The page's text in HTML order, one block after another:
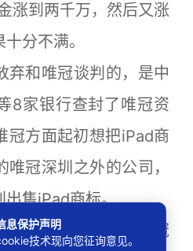
涨到两千万，然后又涨
分不满。
和唯冠谈判的，是中
8家银行查封了唯冠资
冠方面起初想把iPad商
冠深圳之外的公司，
出售iPad商标。
的一纸禁制令让唯冠
息保护声明
技术现向您征询意见。